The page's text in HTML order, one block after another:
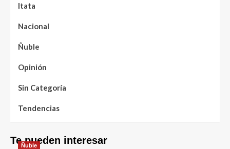
Itata
Nacional
Ñuble
Opinión
Sin Categoría
Tendencias
Te pueden interesar
Ñuble